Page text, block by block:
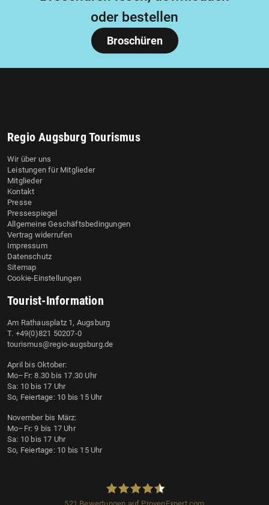
oder bestellen
Broschüren
Regio Augsburg Tourismus
Wir über uns
Leistungen für Mitglieder
Mitglieder
Kontakt
Presse
Pressespiegel
Allgemeine Geschäftsbedingungen
Vertrag widerrufen
Impressum
Datenschutz
Sitemap
Cookie-Einstellungen
Tourist-Information
Am Rathausplatz 1, Augsburg
T. +49(0)821 50207-0
tourismus@regio-augsburg.de
April bis Oktober:
Mo–Fr: 8.30 bis 17.30 Uhr
Sa: 10 bis 17 Uhr
So, Feiertage: 10 bis 15 Uhr
November bis März:
Mo–Fr: 9 bis 17 Uhr
Sa: 10 bis 17 Uhr
So, Feiertage: 10 bis 15 Uhr